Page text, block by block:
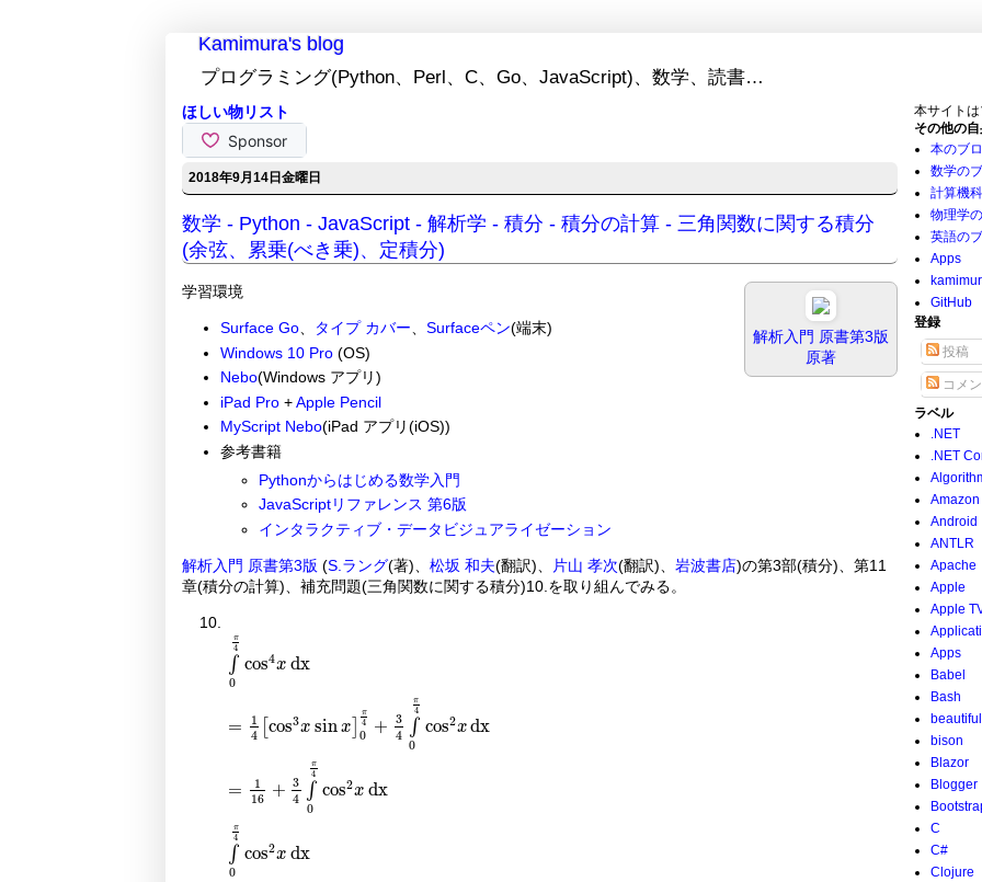
Kamimura's blog
プログラミング(Python、Perl、C、Go、JavaScript)、数学、読書…
ほしい物リスト
2018年9月14日金曜日
数学 - Python - JavaScript - 解析学 - 積分 - 積分の計算 - 三角関数に関する積分
(余弦、累乗(べき乗)、定積分)
解析入門 原書第3版
原著
学習環境
Surface Go、 タイプ カバー Surfaceペン(端末)
Windows 10 Pro(OS)
Nebo(Windows アプリ)
iPad Pro+Apple Pencil
MyScript Nebo(iPad アプリ(iOS))
参考書籍
Pythonからはじめる数学入門
JavaScriptリファレンス 第6版
インタラクティブ・データビジュアライゼーション
解析入門 原書第3版 (S.ラング(著)、 松坂 和夫(翻訳)、 片山 孝次(翻訳)、 岩波書店)の第3部(積分)、第11
章(積分の計算)、補充問題(三角関数に関する積分)10.を取り組んでみる。
π
4
∫
0
cos4x dx
=
1
4
[cos3x sin x
π
4
0 + 3
4
π
4
∫
0
cos2x dx
=
1
16 + 3
4
π
4
∫
0
cos2x dx
π
4
∫
0
cos2x dx
0 1 2cosx
本サイトは
その他の
本のブ
数学の
計算機
物理学
英語の
Apps
GitHub
登録
投稿
コメン
ラベル
.NET
.NET
Amazon
Android
ANTLR
Apache
Apple
Apple
Apps
Babel
Bash
bison
Blazor
Blogger
C
C#
Clojure